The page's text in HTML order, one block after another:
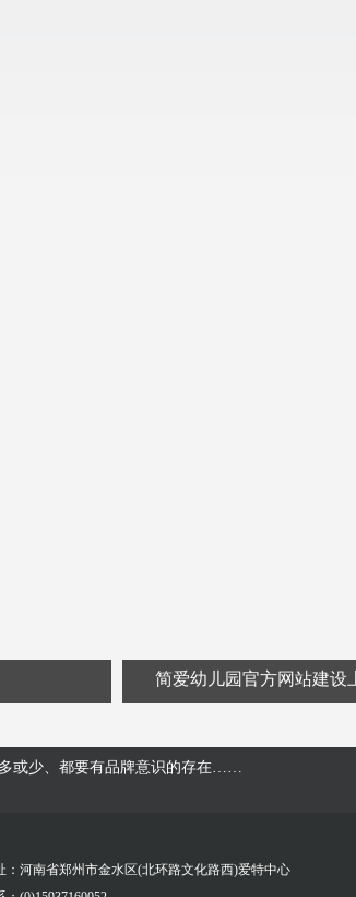
简爱幼儿园官方网站建设
或少、都要有品牌意识的存在……
：河南省郑州市金水区(北环路文化路西)爱特中心